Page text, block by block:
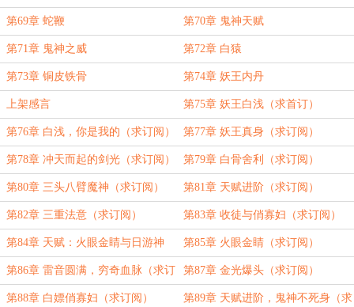
第69章 蛇鞭 第70章 鬼神天赋
第71章 鬼神之威 第72章 白猿
第73章 铜皮铁骨 第74章 妖王内丹
上架感言 第75章 妖王白浅（求首订）
第76章 白浅，你是我的（求订阅） 第77章 妖王真身（求订阅）
第78章 冲天而起的剑光（求订阅） 第79章 白骨舍利（求订阅）
第80章 三头八臂魔神（求订阅） 第81章 天赋进阶（求订阅）
第82章 三重法意（求订阅） 第83章 收徒与俏寡妇（求订阅）
第84章 天赋：火眼金睛与日游神
（求订阅）
第85章 火眼金睛（求订阅）
第86章 雷音圆满，穷奇血脉（求订
阅）
第87章 金光爆头（求订阅）
第88章 白嫖俏寡妇（求订阅） 第89章 天赋进阶，鬼神不死身（求